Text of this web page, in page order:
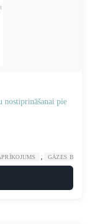
nostiprināšanai pie
GĀZES